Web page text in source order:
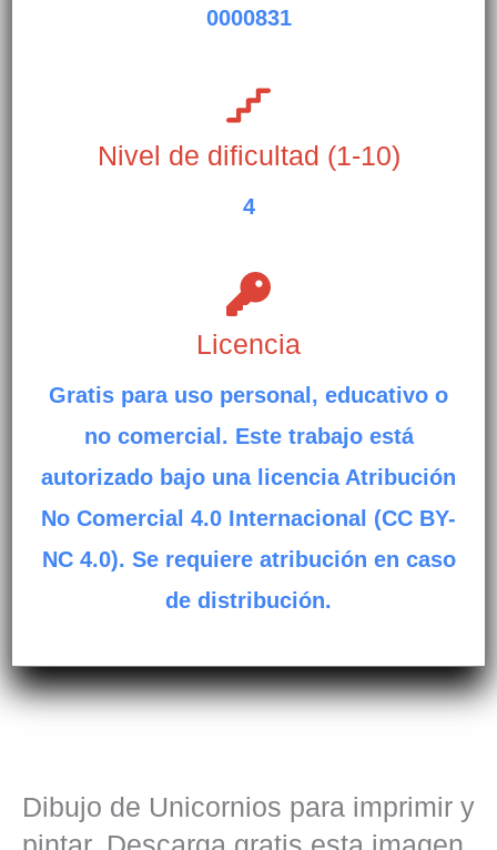
0000831
Nivel de dificultad (1-10)
4
Licencia
Gratis para uso personal, educativo o
no comercial. Este trabajo está
autorizado bajo una licencia Atribución
No Comercial 4.0 Internacional (CC BY-
NC 4.0). Se requiere atribución en caso
de distribución.
Dibujo de Unicornios para imprimir y